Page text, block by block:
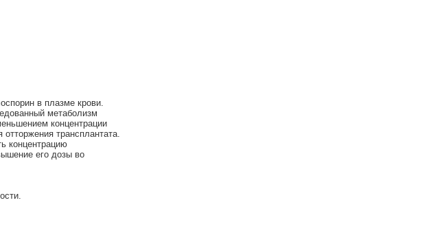
в плазме крови.
метаболизм
концентрации
трансплантата.
концентрацию
его дозы во